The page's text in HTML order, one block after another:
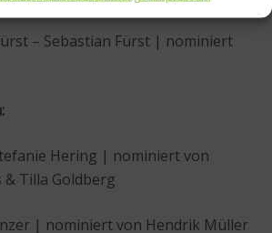
– Sebastian Fürst | nominiert
Hering | nominiert von
& Tilla Goldberg
| nominiert von Hendrik Müller